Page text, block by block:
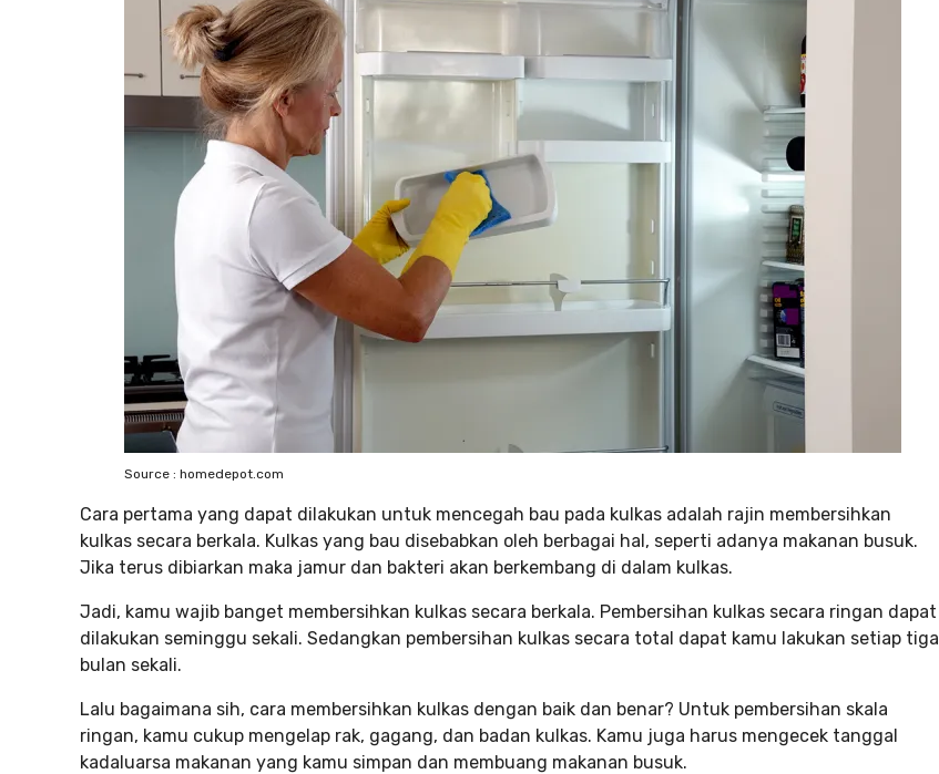
Source : homedepot.com
Cara pertama yang dapat dilakukan untuk mencegah bau pada kulkas adalah rajin membersihkan
kulkas secara berkala. Kulkas yang bau disebabkan oleh berbagai hal, seperti adanya makanan busuk.
Jika terus dibiarkan maka jamur dan bakteri akan berkembang di dalam kulkas.
Jadi, kamu wajib banget membersihkan kulkas secara berkala. Pembersihan kulkas secara ringan dapat
dilakukan seminggu sekali. Sedangkan pembersihan kulkas secara total dapat kamu lakukan setiap tiga
bulan sekali.
Lalu bagaimana sih, cara membersihkan kulkas dengan baik dan benar? Untuk pembersihan skala
ringan, kamu cukup mengelap rak, gagang, dan badan kulkas. Kamu juga harus mengecek tanggal
kadaluarsa makanan yang kamu simpan dan membuang makanan busuk.